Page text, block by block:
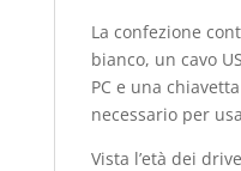
La confezione
bianco, un cavo
PC e una
necessario per
Vista l’età dei